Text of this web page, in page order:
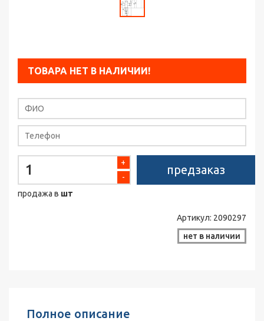
ТОВАРА НЕТ В НАЛИЧИИ!
-
+
продажа в шт
предзаказ
Артикул: 2090297
нет в наличии
Полное описание